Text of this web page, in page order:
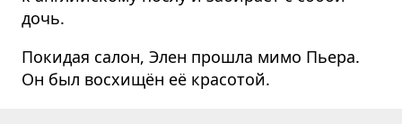
дочь.
Покидая салон, Элен прошла мимо Пьера.
Он был восхищён её красотой.